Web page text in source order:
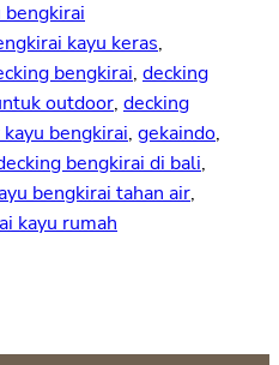
bengkirai
kayu keras
bengkirai, decking
outdoor, decking
bengkirai, gekaindo
bengkirai di bali
bengkirai tahan air
kayu rumah